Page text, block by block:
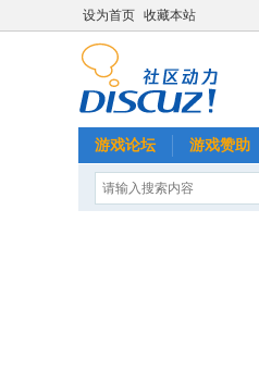
设为首页 收藏本站
游戏论坛 游戏赞助